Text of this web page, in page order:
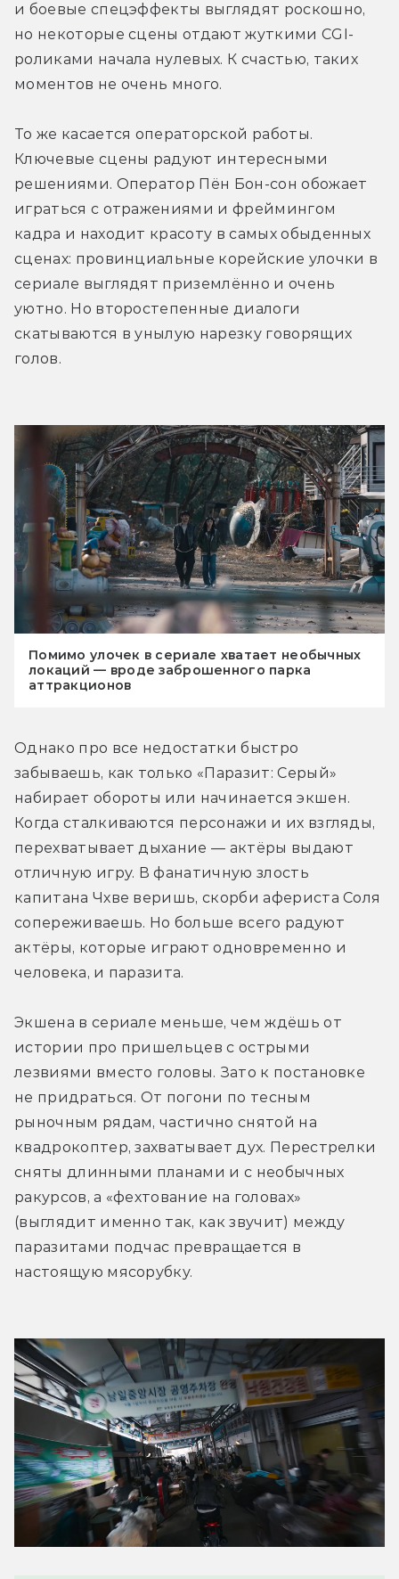
и боевые спецэффекты выглядят роскошно,
но некоторые сцены отдают жуткими CGI-
роликами начала нулевых. К счастью, таких
моментов не очень много.
То же касается операторской работы.
Ключевые сцены радуют интересными
решениями. Оператор Пён Бон-сон обожает
играться с отражениями и фреймингом
кадра и находит красоту в самых обыденных
сценах: провинциальные корейские улочки в
сериале выглядят приземлённо и очень
уютно. Но второстепенные диалоги
скатываются в унылую нарезку говорящих
голов.
Помимо улочек в сериале хватает необычных
локаций — вроде заброшенного парка
аттракционов
Однако про все недостатки быстро
забываешь, как только «Паразит: Серый»
набирает обороты или начинается экшен.
Когда сталкиваются персонажи и их взгляды,
перехватывает дыхание — актёры выдают
отличную игру. В фанатичную злость
капитана Чхве веришь, скорби афериста Соля
сопереживаешь. Но больше всего радуют
актёры, которые играют одновременно и
человека, и паразита.
Экшена в сериале меньше, чем ждёшь от
истории про пришельцев с острыми
лезвиями вместо головы. Зато к постановке
не придраться. От погони по тесным
рыночным рядам, частично снятой на
квадрокоптер, захватывает дух. Перестрелки
сняты длинными планами и с необычных
ракурсов, а «фехтование на головах»
(выглядит именно так, как звучит) между
паразитами подчас превращается в
настоящую мясорубку.